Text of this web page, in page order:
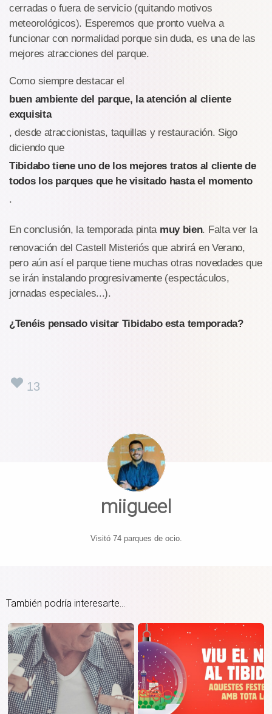
cerradas o fuera de servicio (quitando motivos
meteorológicos). Esperemos que pronto vuelva a
funcionar con normalidad porque sin duda, es una de las
mejores atracciones del parque.
Como siempre destacar el
buen ambiente del parque, la atención al cliente
exquisita
, desde atraccionistas, taquillas y restauración. Sigo
diciendo que
Tibidabo tiene uno de los mejores tratos al cliente de
todos los parques que he visitado hasta el momento
.
En conclusión, la temporada pinta muy bien. Falta ver la
renovación del Castell Misteriós que abrirá en Verano,
pero aún así el parque tiene muchas otras novedades que
se irán instalando progresivamente (espectáculos,
jornadas especiales...).
¿Tenéis pensado visitar Tibidabo esta temporada?
13
miigueel
Visitó 74 parques de ocio.
También podría interesarte...